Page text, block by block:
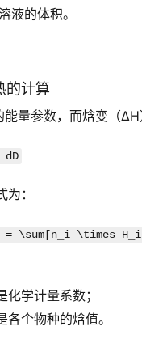
液的体积。
的计算
量参数，而焓变（
：
= \sum[n_i \times
化学计量系数；
各个物种的焓值。